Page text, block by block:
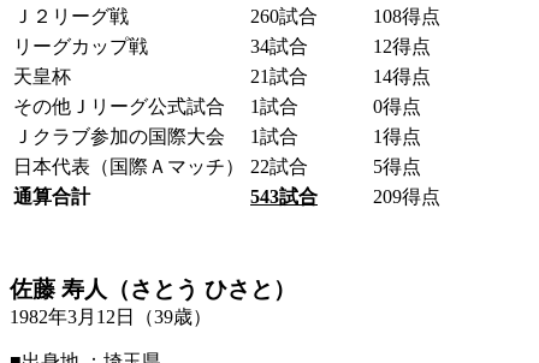
Ｊ２リーグ戦 260試合
108得点
リーグカップ戦
34試合
12得点
天皇杯
21試合
14得点
その他Ｊリーグ公式試合
1試合
0得点
Ｊクラブ参加の国際大会
1試合
1得点
日本代表（国際Ａマッチ）
22試合
5得点
通算合計
543試合 209得点
佐藤 寿人（さとう ひさと）
1982年3月12日（39歳）